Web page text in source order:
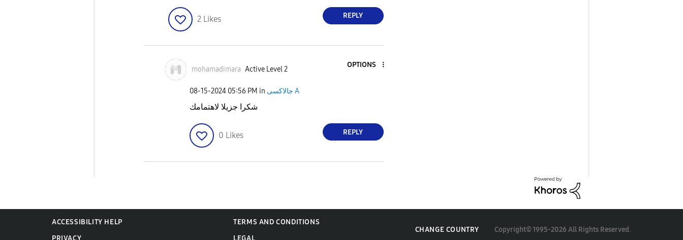
2 Likes REPLY
mohamadimara Active Level 2
OPTIONS
‎08-15-2024 05:56 PM in جالاكسى A
شكرا جزيلا لاهتمامك
0 Likes REPLY
ACCESSIBILITY HELP
TERMS AND CONDITIONS
PRIVACY
LEGAL
CHANGE COUNTRY Copyright© 1995-2026 All Rights Reserved.